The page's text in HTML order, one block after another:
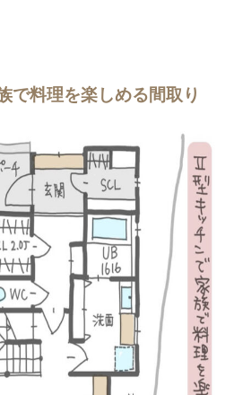
で料理を楽しめる間取り